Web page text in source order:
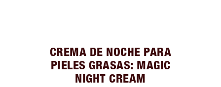
CREMA DE NOCHE PARA
PIELES GRASAS: MAGIC
NIGHT CREAM